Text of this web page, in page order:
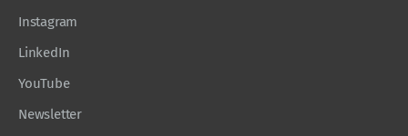
Instagram
LinkedIn
YouTube
Newsletter